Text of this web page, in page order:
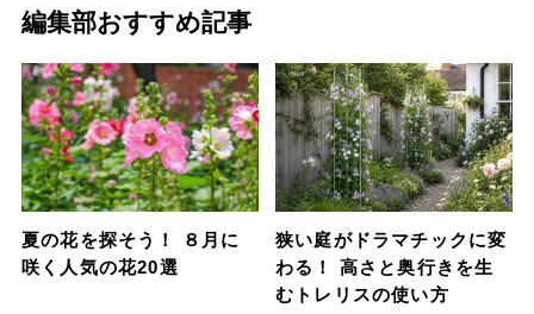
編集部おすすめ記事
夏の花を探そう！ ８月に
咲く人気の花20選
狭い庭がドラマチックに変
わる！ 高さと奥行きを生
むトレリスの使い方